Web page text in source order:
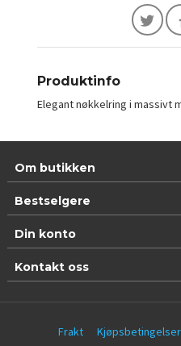
Produktinfo
Elegant nøkkelring i massivt
Om butikken
Bestselgere
Din konto
Kontakt oss
Frakt Kjøpsbetingelser